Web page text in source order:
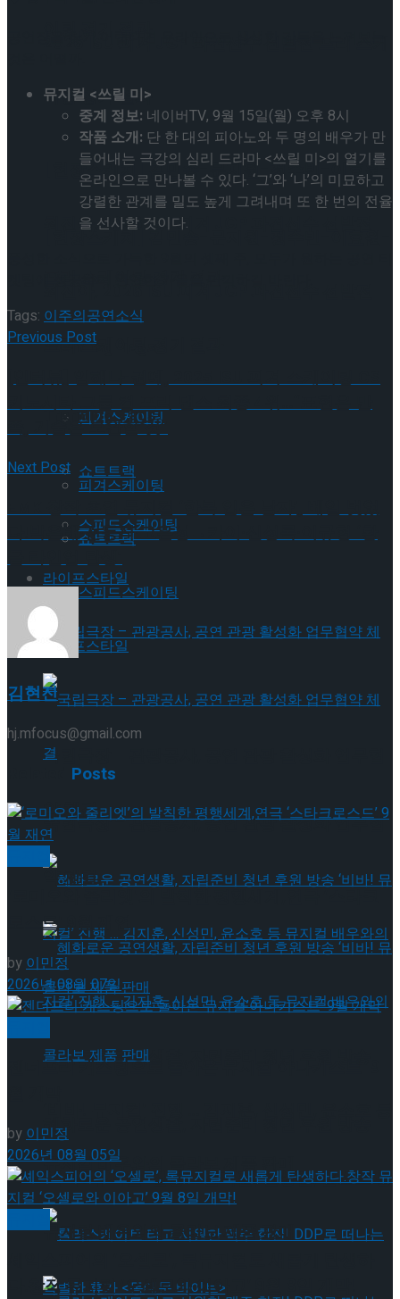
[현장스케치] 김민송-문지원-정수빈-이효원-
최진아, 2026 ISU 피겨 JGP 파견선수 선발전
Trending Tags
피겨스케이팅
쇼트트랙
스피드스케이팅
라이프스타일
국립극장 – 관광공사, 공연 관광 활성화 업무협
약 체결
혜화로운 공연생활, 자립준비 청년 후원 방송
뮤지컬 배우와의 콜라보 제품 판매
이팅 경기 결과
[현장스케치] 김민송-문지원-정수빈-이효원-
프리 스케이팅 경기 결과
Trending Tags
피겨스케이팅
쇼트트랙
스피드스케이팅
라이프스타일
국립극장 – 관광공사, 공연 관광 활성화 업무협
약 체결
혜화로운 공연생활, 자립준비 청년 후원 방송
‘비바! 뮤지컬’ 진행 … 김지훈, 신성민, 윤소호 등
뮤지컬 배우와의 콜라보 제품 판매
뮤지컬 <쓰릴 미>
중계 정보: 네이버TV, 9월 15일(월) 오후 8시
작품 소개: 단 한 대의 피아노와 두 명의 배우가 만
들어내는 극강의 심리 드라마 <쓰릴 미>의 열기를
온라인으로 만나볼 수 있다. ‘그’와 ‘나’의 미묘하고
강렬한 관계를 밀도 높게 그려내며 또 한 번의 전율
을 선사할 것이다.
Tags: 이주의공연소식
Previous Post
[인터뷰] 임해나-권예, 2025 ISU 피겨 스케이팅 CS
키노시타 그룹 컵 프리 댄스 최종 4위…“표현은 만
족, 기술은 보완할 것”
Next Post
EMK 창작 초연 뮤지컬 ‘한복 입은 남자’, 베일 벗었
다!박은태·전동석·고은성→카이·신성록·이규형 ‘황
금 라인업 탄생’
김현진
hj.mfocus@gmail.com
Posts
로스드’ 9월 재연
by 이민정
2026년 08월 07일
젠더프리 캐스팅으로 돌아온 뮤지컬’아나키스트’ 9
by이민정
2026년 08월 05일
다.창작 뮤지컬 ‘오셀로와 이아고’ 9월 8일 개막!